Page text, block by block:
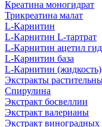
Креатина моногидрат
Трикреатина малат
L-Карнитин
L-Карнитин L-тартрат
L-Карнитин ацетил
L-Карнитин база
L-Карнитин (жидкость)
Экстракты
Спирулина
Экстракт босвеллии
Экстракт валерианы
Экстракт виноградных